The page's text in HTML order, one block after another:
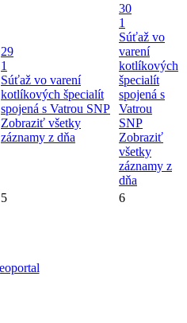
29
1
Súťaž vo varení
kotlíkových špecialít
spojená s Vatrou SNP
Zobraziť všetky
záznamy z dňa
30
1
Súťaž vo
varení
kotlíkových
špecialít
spojená s
Vatrou
SNP
Zobraziť
všetky
záznamy z
dňa
5 6